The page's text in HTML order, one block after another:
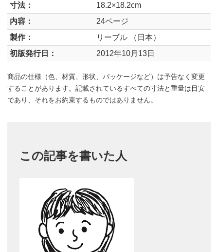
寸法：
18.2×18.2cm
内容：
24ページ
製作：
リーブル （日本）
初版発行日：
2012年10月13日
商品の仕様（色、材質、形状、パッケージなど）は予告なく変更
することがあります。記載されているすべての寸法と重量は目安
であり、それをお約束するものではありません。
この記事を書いた人